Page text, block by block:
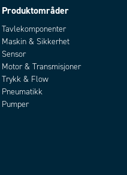
95 °C
3/4" NPT
0,6 bar
20 cP
Produktområder
Tavlekomponenter
Maskin & Sikkerhet
Sensor
Motor & Transmisjoner
Trykk & Flow
Pneumatikk
Pumper